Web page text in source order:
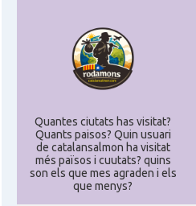
Quantes ciutats has visitat?
Quants paisos? Quin usuari
de catalansalmon ha visitat
més països i cuutats? quins
son els que mes agraden i els
que menys?